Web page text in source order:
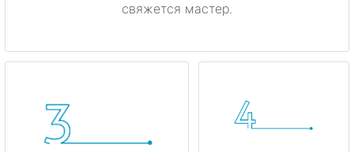
свяжется мастер.